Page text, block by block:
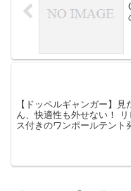
【ドッペルギャンガー】見
ん、快適性も外せない！
ス付きのワンポールテント